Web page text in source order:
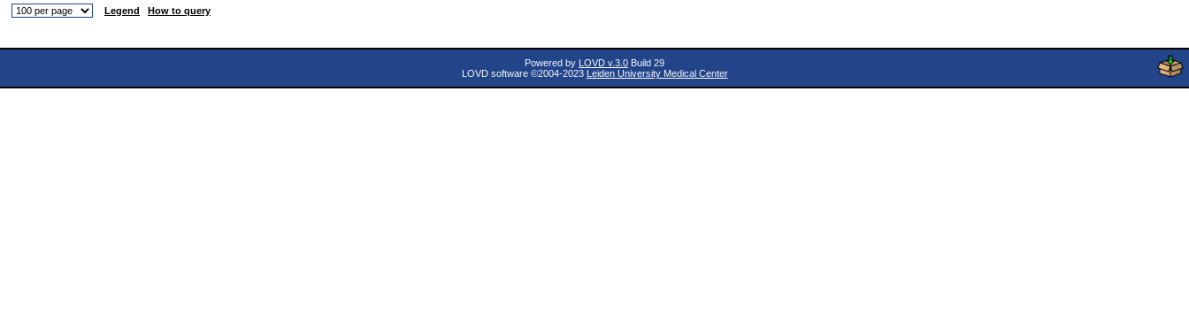
Legend
How to query
Powered by LOVD v.3.0 Build 29
LOVD software ©2004-2023 Leiden University Medical Center